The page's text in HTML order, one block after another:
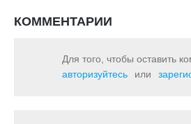
КОММЕНТАРИИ
Для того, чтобы оставить
авторизуйтесь
или